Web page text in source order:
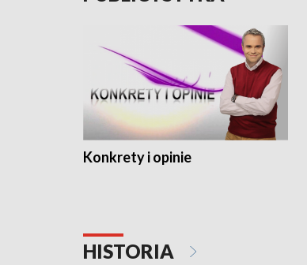
Konkrety i opinie
HISTORIA